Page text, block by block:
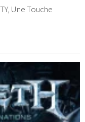
Une Touche